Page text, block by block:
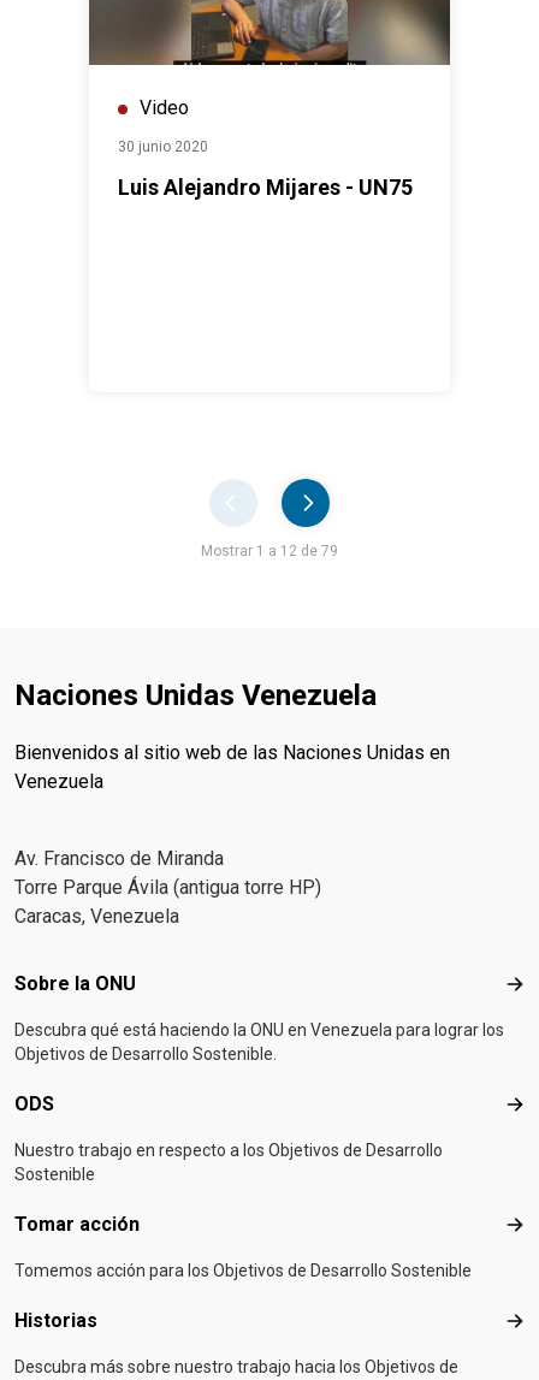
Video
30 junio 2020
Luis Alejandro Mijares - UN75
Mostrar 1 a 12 de 79
Naciones Unidas Venezuela
Bienvenidos al sitio web de las Naciones Unidas en
Venezuela
Av. Francisco de Miranda
Torre Parque Ávila (antigua torre HP)
Caracas, Venezuela
Footer menu
Sobre la ONU
Descubra qué está haciendo la ONU en Venezuela para lograr los
Objetivos de Desarrollo Sostenible.
ODS
Nuestro trabajo en respecto a los Objetivos de Desarrollo
Sostenible
Tomar acción
Tomemos acción para los Objetivos de Desarrollo Sostenible
Historias
Descubra más sobre nuestro trabajo hacia los Objetivos de